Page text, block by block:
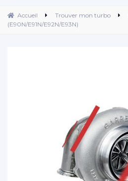
Accueil Trouver mon turbo
(E90N/E91N/E92N/E93N)